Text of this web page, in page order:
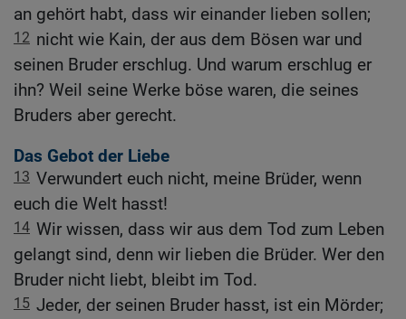
an gehört habt, dass wir einander lieben sollen;
12 nicht wie Kain, der aus dem Bösen war und
seinen Bruder erschlug. Und warum erschlug er
ihn? Weil seine Werke böse waren, die seines
Bruders aber gerecht.
Das Gebot der Liebe
13 Verwundert euch nicht, meine Brüder, wenn
euch die Welt hasst!
14 Wir wissen, dass wir aus dem Tod zum Leben
gelangt sind, denn wir lieben die Brüder. Wer den
Bruder nicht liebt, bleibt im Tod.
15 Jeder, der seinen Bruder hasst, ist ein Mörder;